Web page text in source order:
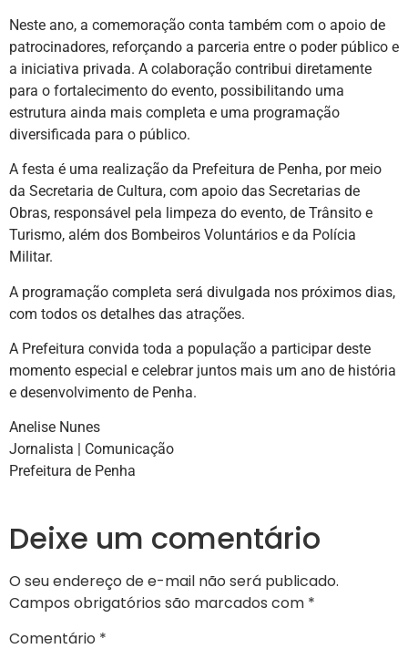
Neste ano, a comemoração conta também com o apoio de
patrocinadores, reforçando a parceria entre o poder público e
a iniciativa privada. A colaboração contribui diretamente
para o fortalecimento do evento, possibilitando uma
estrutura ainda mais completa e uma programação
diversificada para o público.
A festa é uma realização da Prefeitura de Penha, por meio
da Secretaria de Cultura, com apoio das Secretarias de
Obras, responsável pela limpeza do evento, de Trânsito e
Turismo, além dos Bombeiros Voluntários e da Polícia
Militar.
A programação completa será divulgada nos próximos dias,
com todos os detalhes das atrações.
A Prefeitura convida toda a população a participar deste
momento especial e celebrar juntos mais um ano de história
e desenvolvimento de Penha.
Anelise Nunes
Jornalista | Comunicação
Prefeitura de Penha
Deixe um comentário
O seu endereço de e-mail não será publicado.
Campos obrigatórios são marcados com *
Comentário *